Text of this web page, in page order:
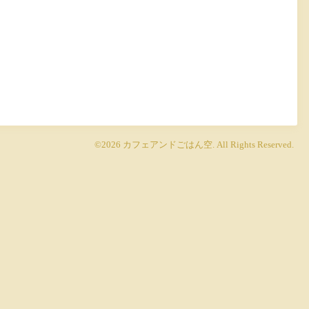
©2026 カフェアンドごはん空. All Rights Reserved.